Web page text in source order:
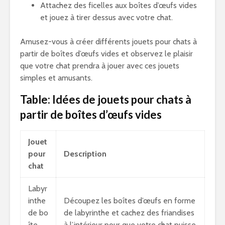
Attachez des ficelles aux boîtes d’œufs vides
et jouez à tirer dessus avec votre chat.
Amusez-vous à créer différents jouets pour chats à
partir de boîtes d’œufs vides et observez le plaisir
que votre chat prendra à jouer avec ces jouets
simples et amusants.
Table: Idées de jouets pour chats à
partir de boîtes d’œufs vides
Jouet
pour
chat
Description
Labyr
inthe
de bo
Découpez les boîtes d’œufs en forme
de labyrinthe et cachez des friandises